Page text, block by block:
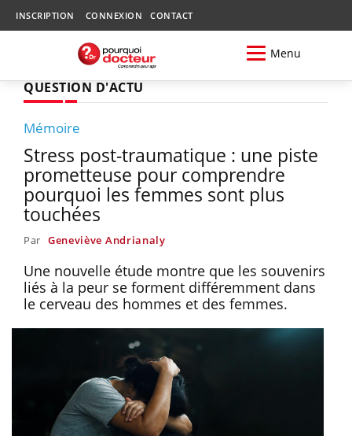
INSCRIPTION CONNEXION CONTACT
Menu
QUESTION D'ACTU
Mémoire
Stress post-traumatique : une piste
prometteuse pour comprendre
pourquoi les femmes sont plus
touchées
Par Geneviève Andrianaly
Une nouvelle étude montre que les souvenirs
liés à la peur se forment différemment dans
le cerveau des hommes et des femmes.